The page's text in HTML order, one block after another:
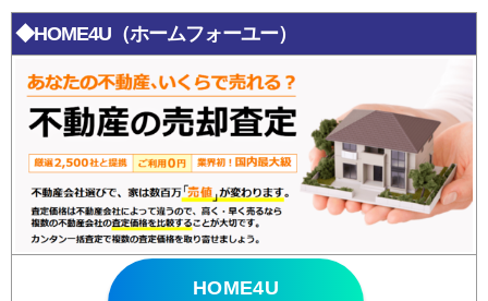
◆HOME4U（ホームフォーユー）
HOME4U